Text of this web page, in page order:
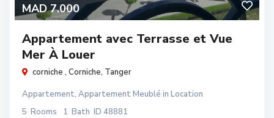
MAD 7.000
Appartement avec Terrasse et Vue
Mer À Louer
corniche , Corniche, Tanger
Appartement, Appartement Meublé in Location
5 Rooms 1 Bath ID 48881